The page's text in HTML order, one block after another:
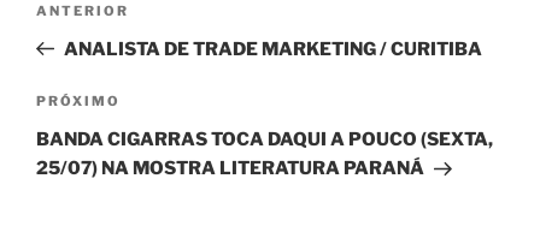
Post
Post
anterior
ANTERIOR
ANALISTA DE TRADE MARKETING / CURITIBA
Próximo
post
PRÓXIMO
BANDA CIGARRAS TOCA DAQUI A POUCO (SEXTA,
25/07) NA MOSTRA LITERATURA PARANÁ